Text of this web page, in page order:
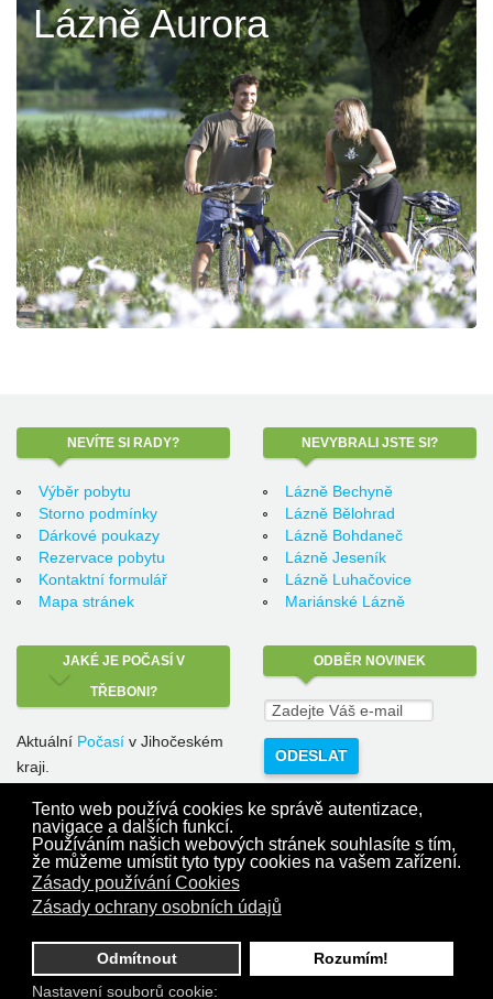
Tento web používá cookies ke správě autentizace,
navigace a dalších funkcí.
Používáním našich webových stránek souhlasíte s tím,
že můžeme umístit tyto typy cookies na vašem zařízení.
Zásady používání Cookies
Zásady ochrany osobních údajů
Odmítnout
Rozumím!
Nastavení souborů cookie:
Lázně Aurora
NEVÍTE SI RADY?
Výběr pobytu
Storno podmínky
Dárkové poukazy
Rezervace pobytu
Kontaktní formulář
Mapa stránek
NEVYBRALI JSTE SI?
Lázně Bechyně
Lázně Bělohrad
Lázně Bohdaneč
Lázně Jeseník
Lázně Luhačovice
Mariánské Lázně
JAKÉJE POČASÍ V
TŘEBONI?
Aktuální Počasí v Jihočeském
kraji.
ODBĚR NOVINEK
Holičky 48
379 01 Třeboň
info@trebonlazne.cz
email: chaloupka@lazenskacestovni.cz
© 2013 - 2018 TřeboňLázně.cz. Prezentaci vytvořilaPOČÍTAČOVÁ POHOTOVOST